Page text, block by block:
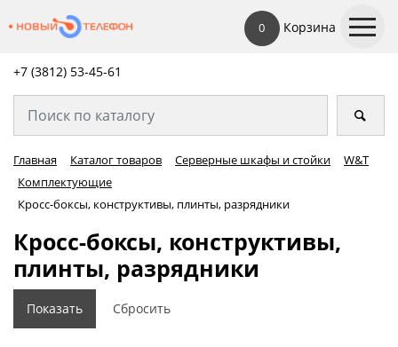
0 Корзина
+7 (3812) 53-45-61
Главная Каталог товаров Серверные шкафы и стойки
W&T
Комплектующие
Кросс-боксы, конструктивы, плинты, разрядники
Кросс-боксы, конструктивы,
плинты, разрядники